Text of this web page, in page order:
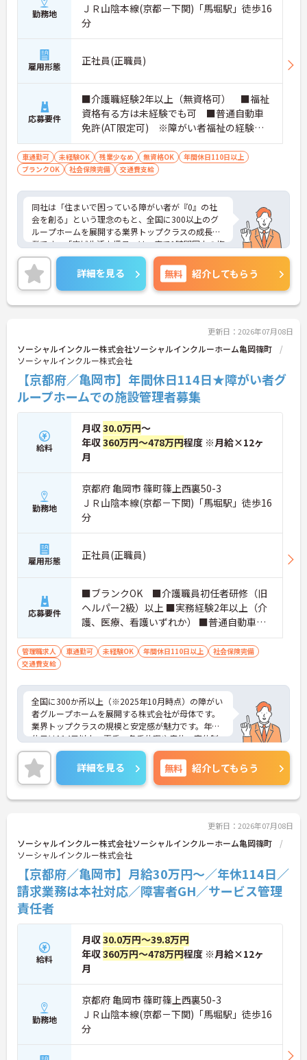
勤務地
ＪＲ山陰本線(京都－下関)「馬堀駅」徒歩16
分
雇用形態 正社員(正職員)
応募要件
■介護職経験2年以上（無資格可） ■福祉
資格有る方は未経験でも可 ■普通自動車
免許(AT限定可) ※障がい者福祉の経験は
不問です。※実務経験2年以上の方、障がい
者福祉に関する経験をお持ちの方大歓迎
車通勤可 未経験OK 残業少なめ 無資格OK
年間休日110日以上
ブランクOK
社会保険完備 交通費支給
同社は「住まいで困っている障がい者が『0』の社
会を創る」という理念のもと、全国に300以上のグ
ループホームを展開する業界トップクラスの成長企
業です。「広域生活支援員」は、車で1時間圏内の複
数施設を横断的に担当し、現場支援とパートスタッ
フのサポートを行うハイクラスなポジションです。
最新設備とバリアフリーが完備され、スタッフの身
体的負担が少なく、広域手当5万円が付与されるこ
とで高い給与水準を実現しています。年間休日114
効率化など、ワークライフバランスを保ちながら定
年70歳まで長期的に活躍できる制度が盤石に整って
います。複数施設を経験することで培われるマネジ
メント視点は、将来的なエリアマネージャーへのキ
ャリアアップにも直結しており、最新の環境で専門
性を発揮したいプロフェッショナルの方にお勧めで
す。
★おすすめPOINT★
・広域支援員として複数のホームを巡るため、各ホ
ームのパートスタッフの教育やサポートにも携わる
ネージャー候補としてのステップアップに直結しま
す。
・定年70歳、再雇用75歳までという業界屈指の制度
なく長期的なキャリアを築いていただけます。
・全施設がバリアフリー設計かつ最新設備を備えて
おり、清潔感にあふれた美しい環境です。ハード面
に加え、ソフト面でも「献立の事前決定・レシピ完
備」により現場の負担が大幅に軽減されています。
ご利用者様の安全性はもちろん、働くスタッフにと
っても身体的負担が少なく、高いモチベーションを
保って業務に集中できます。
詳細を見る 無料 紹介してもらう
更新日：2026年07月08日
ソーシャルインクルー株式会社ソーシャルインクルーホーム亀岡篠町
ソーシャルインクルー株式会社
【京都府／亀岡市】年間休日114日★障がい者グ
ループホームでの施設管理者募集
給料
月収30.0万円～
年収360万円～478万円程度 ※月給×12ヶ
月
勤務地
京都府 亀岡市 篠町篠上西裏50-3
ＪＲ山陰本線(京都－下関)「馬堀駅」徒歩16
分
雇用形態 正社員(正職員)
応募要件
■ブランクOK ■介護職員初任者研修（旧
ヘルパー2級）以上 ■実務経験2年以上（介
護、医療、看護いずれか） ■普通自動車運
転免許(AT限定可) ※管理業務に就かれて
いた方歓迎
管理職求人 車通勤可 未経験OK 年間休日110日以上
社会保険完備
交通費支給
全国に300か所以上（※2025年10月時点）の障がい
者グループホームを展開する株式会社が母体です。
業界トップクラスの規模と安定感が魅力です。年間
休日は114日以上、夏季・冬季休暇や産休・育休制
度もしっかり整っており、プライベートとの両立も
可能。これまでのご経験を活かし、新しいキャリア
を築きたい方、ぜひご応募ください。20代から60代
まで、幅広い年代の方が活躍できる職場です。ご興
味のある方は詳細等をお伝えしますので、お気軽に
詳細を見る 無料 紹介してもらう
更新日：2026年07月08日
ソーシャルインクルー株式会社ソーシャルインクルーホーム亀岡篠町
ソーシャルインクルー株式会社
【京都府／亀岡市】月給30万円～／年休114日／
請求業務は本社対応／障害者GH／サービス管理
責任者
給料
月収30.0万円～39.8万円
年収360万円～478万円程度 ※月給×12ヶ
月
勤務地
京都府 亀岡市 篠町篠上西裏50-3
ＪＲ山陰本線(京都－下関)「馬堀駅」徒歩16
分